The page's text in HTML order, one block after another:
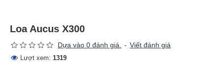
Loa Aucus X300
Dựa vào 0 đánh giá. - Viết đánh giá
Lượt xem: 1319